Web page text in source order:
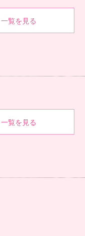
一覧を見る
一覧を見る